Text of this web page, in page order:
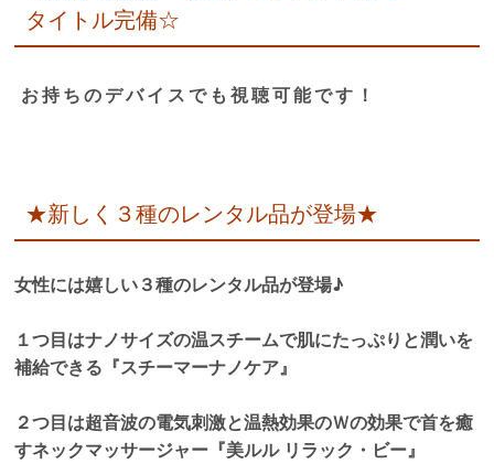
タイトル完備☆
お持ちのデバイスでも視聴可能です！
★新しく３種のレンタル品が登場★
女性には嬉しい３種のレンタル品が登場♪
１つ目はナノサイズの温スチームで肌にたっぷりと潤いを
補給できる『スチーマーナノケア』
２つ目は超音波の電気刺激と温熱効果のＷの効果で首を癒
すネックマッサージャー『美ルル リラック・ビー』